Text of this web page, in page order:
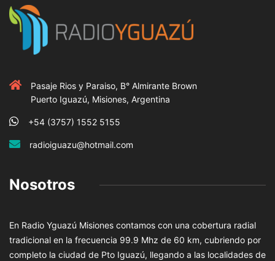
Pasaje Rios y Paraiso, B° Almirante Brown
Puerto Iguazú, Misiones, Argentina
+54 (3757) 1552 5155
radioiguazu@hotmail.com
Nosotros
En Radio Yguazú Misiones contamos con una cobertura radial
tradicional en la frecuencia 99.9 Mhz de 60 km, cubriendo por
completo la ciudad de Pto Iguazú, llegando a las localidades de